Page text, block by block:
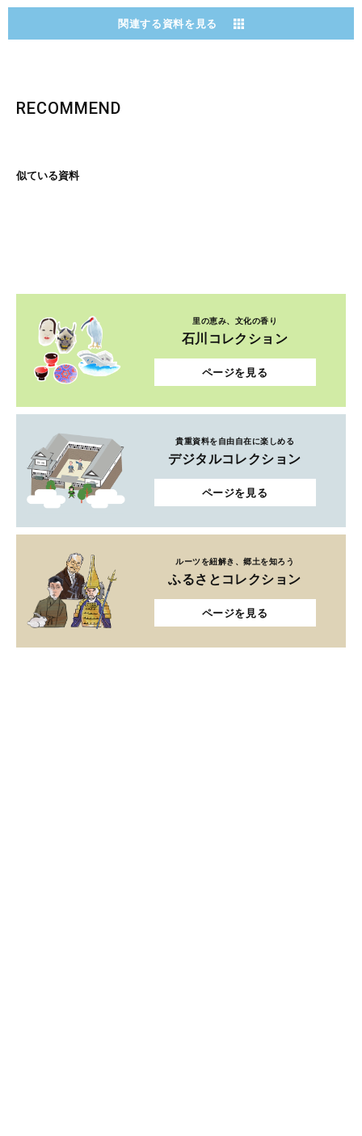
関連する資料を見る
RECOMMEND
似ている資料
里の恵み、文化の香り
石川コレクション
ページを見る
貴重資料を自由自在に楽しめる
デジタルコレクション
ページを見る
ルーツを紐解き、郷土を知ろう
ふるさとコレクション
ページを見る